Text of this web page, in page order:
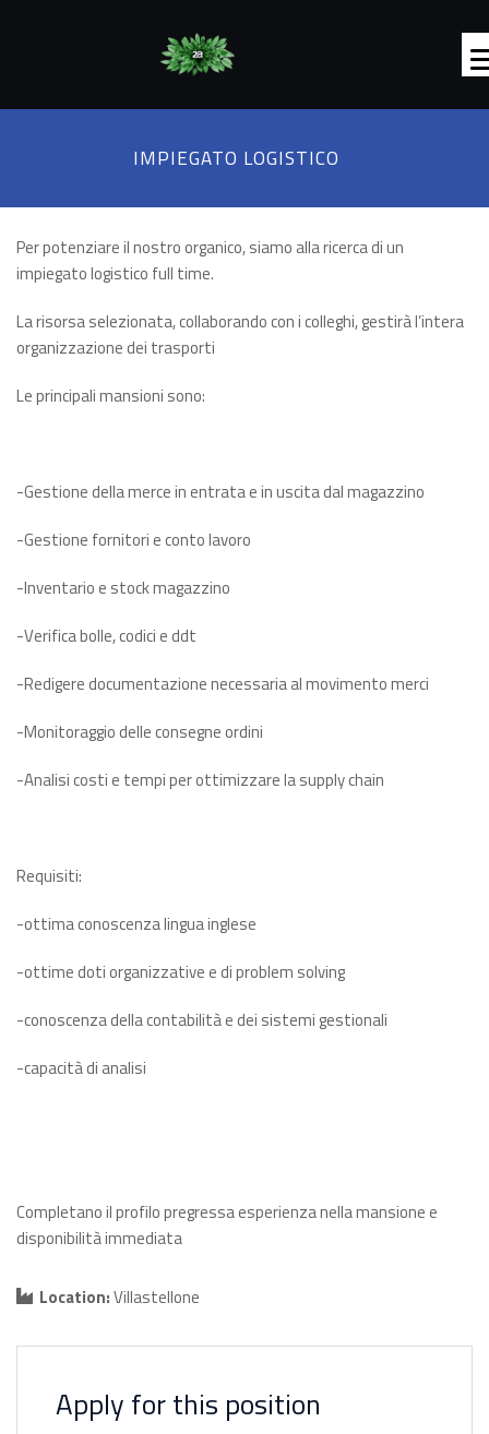
IMPIEGATO LOGISTICO
Per potenziare il nostro organico, siamo alla ricerca di un
impiegato logistico full time.
La risorsa selezionata, collaborando con i colleghi, gestirà l’intera
organizzazione dei trasporti
Le principali mansioni sono:
-Gestione della merce in entrata e in uscita dal magazzino
-Gestione fornitori e conto lavoro
-Inventario e stock magazzino
-Verifica bolle, codici e ddt
-Redigere documentazione necessaria al movimento merci
-Monitoraggio delle consegne ordini
-Analisi costi e tempi per ottimizzare la supply chain
Requisiti:
-ottima conoscenza lingua inglese
-ottime doti organizzative e di problem solving
-conoscenza della contabilità e dei sistemi gestionali
-capacità di analisi
Completano il profilo pregressa esperienza nella mansione e
disponibilità immediata
Location:Villastellone
Apply for this position